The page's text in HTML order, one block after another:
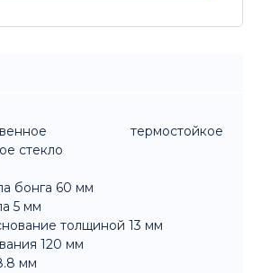
термостойкое
стекло
бонга 60 мм
5 мм
толщиной 13 мм
120 мм
мм